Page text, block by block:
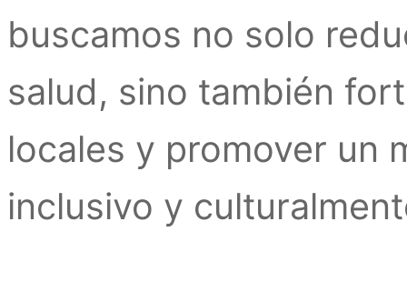
buscamos no solo
salud, sino también
locales y promover un
inclusivo y